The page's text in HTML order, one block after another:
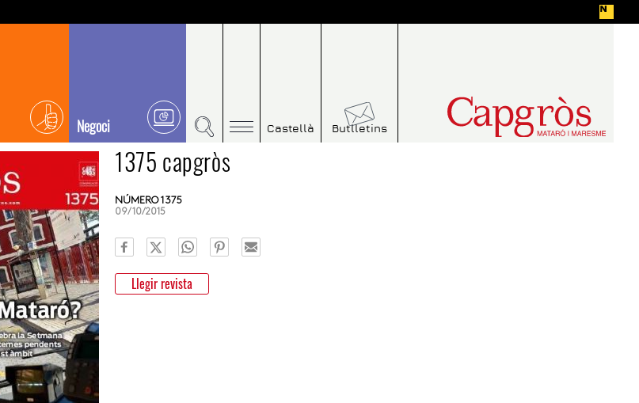
Negoci Castellà Butlletins
1375 capgròs
NÚMERO 1375
09/10/2015
Llegir revista